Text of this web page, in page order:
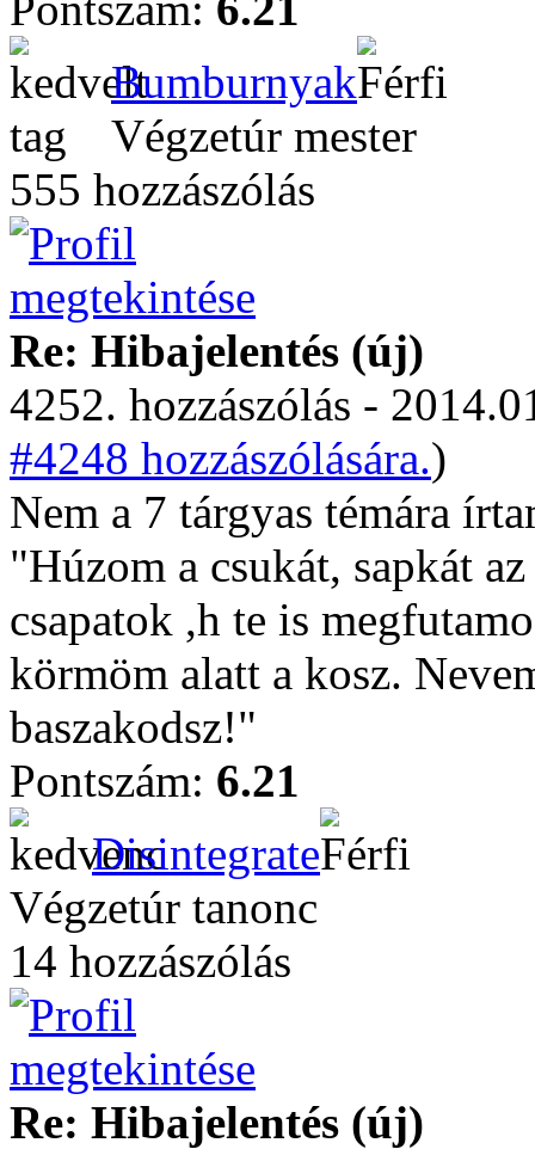
Bumburnyak
Végzetúr mester
555 hozzászólás
Re: Hibajelentés (új)
4252. hozzászólás -
#4248 hozzászólására.)
Nem a 7 tárgyas témára
"Húzom a csukát, sapkát
csapatok ,h te is
körmöm alatt a kosz.
baszakodsz!"
Pontszám: 6.21
Disintegrate
Végzetúr tanonc
14 hozzászólás
Re: Hibajelentés (új)